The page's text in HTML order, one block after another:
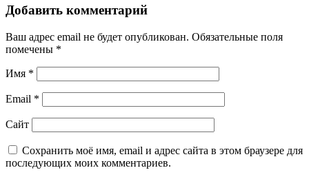
Добавить комментарий
Ваш адрес email не будет опубликован. Обязательные поля
помечены *
Имя *
Email *
Сайт
Сохранить моё имя, email и адрес сайта в этом браузере для
последующих моих комментариев.